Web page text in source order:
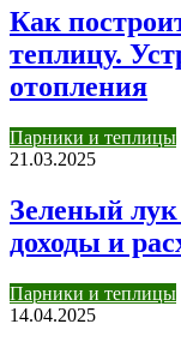
Как
теплицу.
отопления
Парники и теплицы
21.03.2025
Зеленый
доходы и
Парники и теплицы
14.04.2025